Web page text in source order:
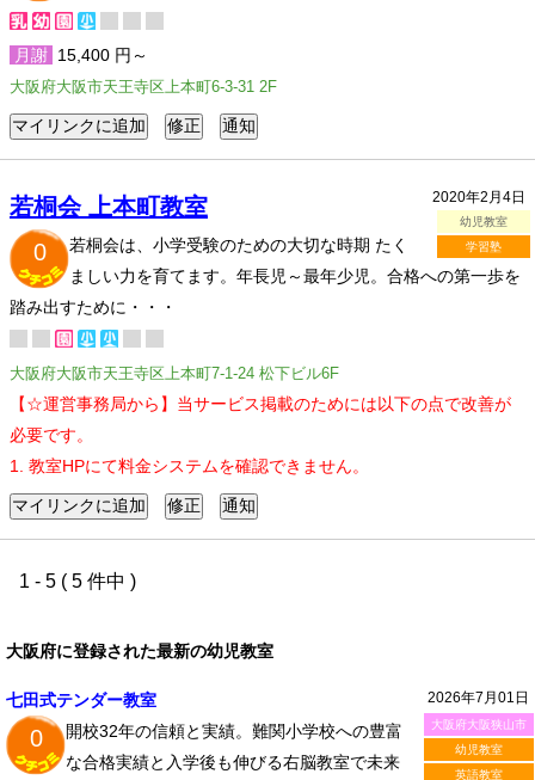
月謝 15,400 円～
大阪府大阪市天王寺区上本町6-3-31 2F
2020年2月4日
幼児教室
学習塾
若桐会 上本町教室
0
若桐会は、小学受験のための大切な時期 たく
ましい力を育てます。年長児～最年少児。合格への第一歩を
踏み出すために・・・
大阪府大阪市天王寺区上本町7-1-24 松下ビル6F
【☆運営事務局から】当サービス掲載のためには以下の点で改善が
必要です。
1. 教室HPにて料金システムを確認できません。
1 - 5 ( 5 件中 )
大阪府に登録された最新の幼児教室
2026年7月01日
大阪府大阪狭山市
幼児教室
英語教室
七田式テンダー教室
0
開校32年の信頼と実績。難関小学校への豊富
な合格実績と入学後も伸びる右脳教室で未来